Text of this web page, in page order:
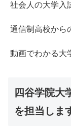
社会人の大学入
通信制高校から
動画でわかる大
四谷学院大
を担当しま